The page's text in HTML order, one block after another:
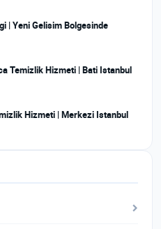
| Yeni Gelisim Bolgesinde
Temizlik Hizmeti | Bati Istanbul
Hizmeti | Merkezi Istanbul